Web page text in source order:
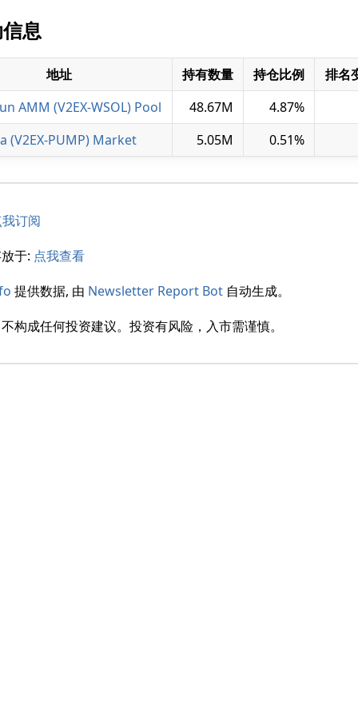
息
地址 持有数量 持仓比例
排名
AMM (V2EX-WSOL) Pool
48.67M
4.87%
(V2EX-PUMP) Market
5.05M 0.51%
订阅
于: 点我查看
提供数据, 由 Newsletter Report Bot 自动生成。
构成任何投资建议。投资有风险，入市需谨慎。